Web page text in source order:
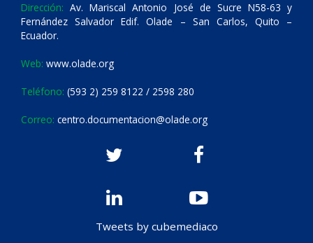
Dirección: Av. Mariscal Antonio José de Sucre N58-63 y
Fernández Salvador Edif. Olade – San Carlos, Quito –
Ecuador.
Web: www.olade.org
Teléfono: (593 2) 259 8122 / 2598 280
Correo: centro.documentacion@olade.org
Tweets by cubemediaco